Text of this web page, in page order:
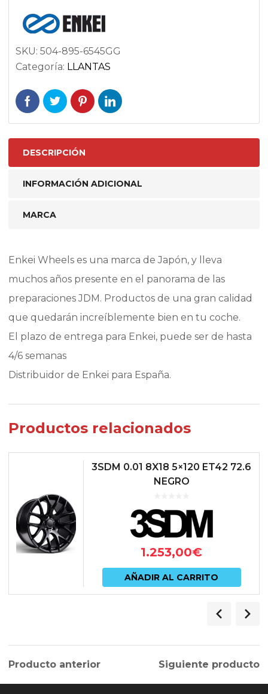
SKU: 504-895-6545GG
Categoría: LLANTAS
DESCRIPCIÓN
INFORMACIÓN ADICIONAL
MARCA
Enkei Wheels es una marca de Japón, y lleva
muchos años presente en el panorama de las
preparaciones JDM. Productos de una gran calidad
que quedarán increíblemente bien en tu coche.
El plazo de entrega para Enkei, puede ser de hasta
4/6 semanas
Distribuidor de Enkei para España.
Productos relacionados
3SDM 0.01 8X18 5×120 ET42 72.6
NEGRO
1.253,00€
AÑADIR AL CARRITO
Producto anterior Siguiente producto